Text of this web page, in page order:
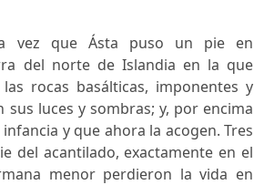
vez que Ásta puso un pie en
del norte de Islandia en la que
rocas basálticas, imponentes y
luces y sombras; y, por encima
y que ahora la acogen. Tres
del acantilado, exactamente en el
menor perdieron la vida en